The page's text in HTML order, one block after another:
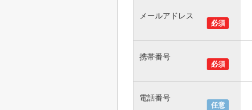
必須
メールアドレス
必須
携帯番号
任意
電話番号